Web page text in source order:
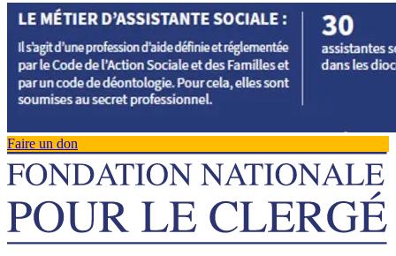
Faire un don